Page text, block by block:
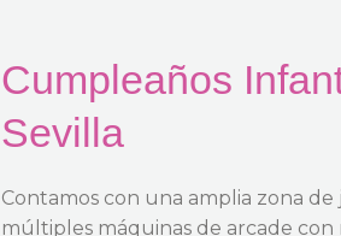
Cumpleaños
Sevilla
Contamos con una amplia zona
múltiples máquinas de arcade con